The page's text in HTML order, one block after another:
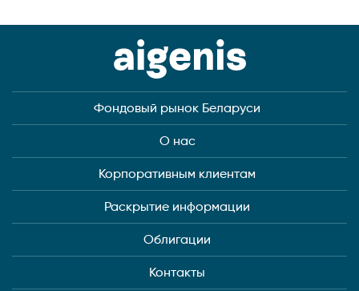
Фондовый рынок Беларуси
О нас
Корпоративным клиентам
Раскрытие информации
Облигации
Контакты